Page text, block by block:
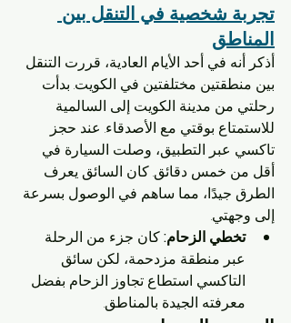
تجربة شخصية في التنقل بين
المناطق
أذكر أنه في أحد الأيام العادية، قررت التنقل
بين منطقتين مختلفتين في الكويت. بدأت
رحلتي من مدينة الكويت إلى السالمية
للاستمتاع بوقتي مع الأصدقاء. عند حجز
تاكسي عبر التطبيق، وصلت السيارة في
أقل من خمس دقائق. كان السائق يعرف
الطرق جيدًا، مما ساهم في الوصول بسرعة
إلى وجهتي.
تخطي الزحام: كان جزء من الرحلة
عبر منطقة مزدحمة، لكن سائق
التاكسي استطاع تجاوز الزحام بفضل
معرفته الجيدة بالمناطق.